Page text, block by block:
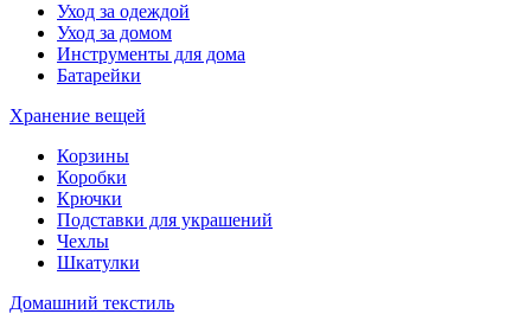
Уход за одеждой
Уход за домом
Инструменты для дома
Батарейки
Хранение вещей
Корзины
Коробки
Крючки
Подставки для украшений
Чехлы
Шкатулки
Домашний текстиль